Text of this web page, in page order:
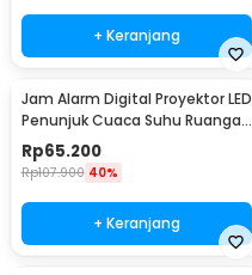
+ Keranjang
Jam Alarm Digital Proyektor LED
Penunjuk Cuaca Suhu Ruangan
- 8190
Rp65.200
Rp107.900 40%
+ Keranjang